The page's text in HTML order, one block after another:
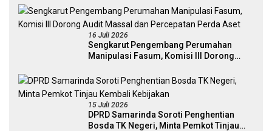
16 Juli 2026
Sengkarut Pengembang Perumahan
Manipulasi Fasum, Komisi III Dorong
15 Juli 2026
DPRD Samarinda Soroti Penghentian
Bosda TK Negeri, Minta Pemkot Tinjau